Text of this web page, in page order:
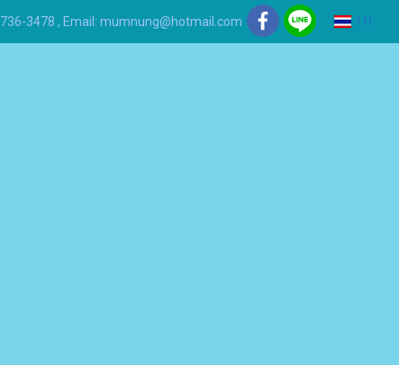
3478 , Email: mumnung@hotmail.com TH